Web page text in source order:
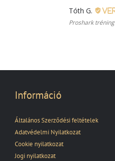
Tóth G.
Proshark tréning
Információ
Általános Szerződési feltételek
Adatvédelmi Nyilatkozat
Cookie nyilatkozat
Jogi nyilatkozat